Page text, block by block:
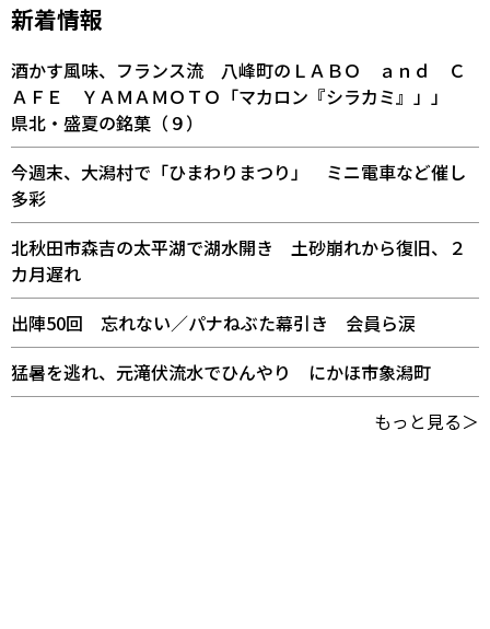
新着情報
酒かす風味、フランス流 八峰町のＬＡＢＯ ａｎｄ Ｃ
ＡＦＥ ＹＡＭＡＭＯＴＯ「マカロン『シラカミ』」」
県北・盛夏の銘菓（９）
今週末、大潟村で「ひまわりまつり」 ミニ電車など催し
多彩
北秋田市森吉の太平湖で湖水開き 土砂崩れから復旧、２
カ月遅れ
出陣50回 忘れない／パナねぶた幕引き 会員ら涙
猛暑を逃れ、元滝伏流水でひんやり にかほ市象潟町
もっと見る＞